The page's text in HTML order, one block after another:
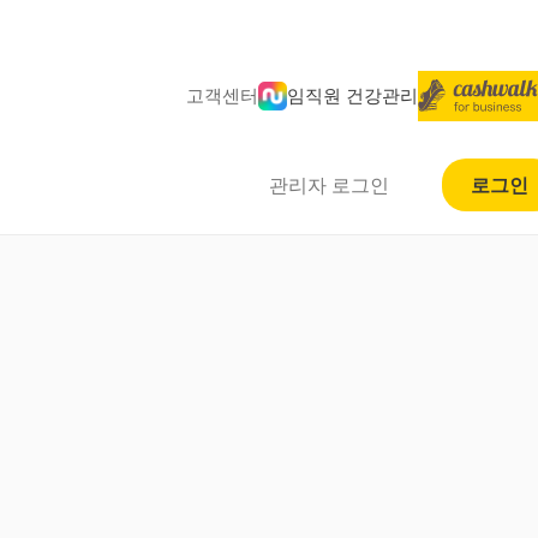
고객센터 임직원 건강관리
관리자 로그인 로그인